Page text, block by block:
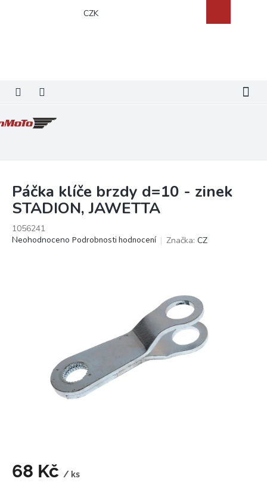
CZK
košík
Páčka klíče brzdy d=10 - zinek
STADION, JAWETTA
1056241
Průměrné
Neohodnoceno Podrobnosti hodnocení Značka: CZ
68 Kč / ks